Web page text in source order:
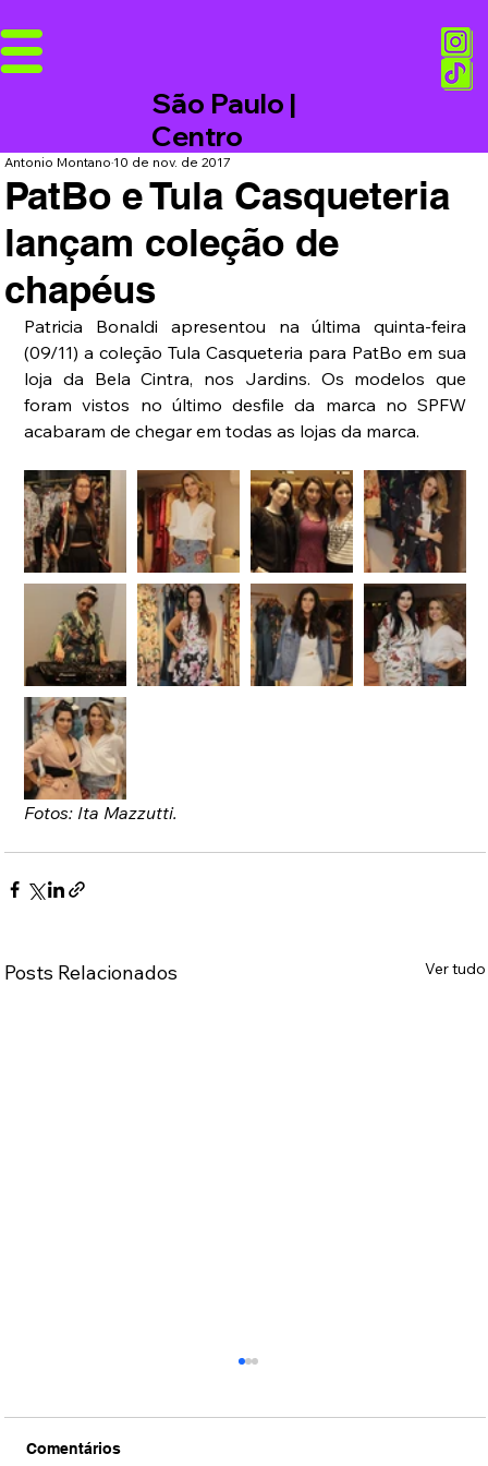
São Paulo |
Centro
PatBo e Tula Casqueteria
lançam coleção de
chapéus
Antonio Montano10 de nov. de 2017
Patricia Bonaldi apresentou na última quinta-feira
(09/11) a coleção Tula Casqueteria para PatBo em sua
loja da Bela Cintra, nos Jardins. Os modelos que
foram vistos no último desfile da marca no SPFW
acabaram de chegar em todas as lojas da marca.
Fotos: Ita Mazzutti.
Posts Relacionados Ver tudo
Comentários